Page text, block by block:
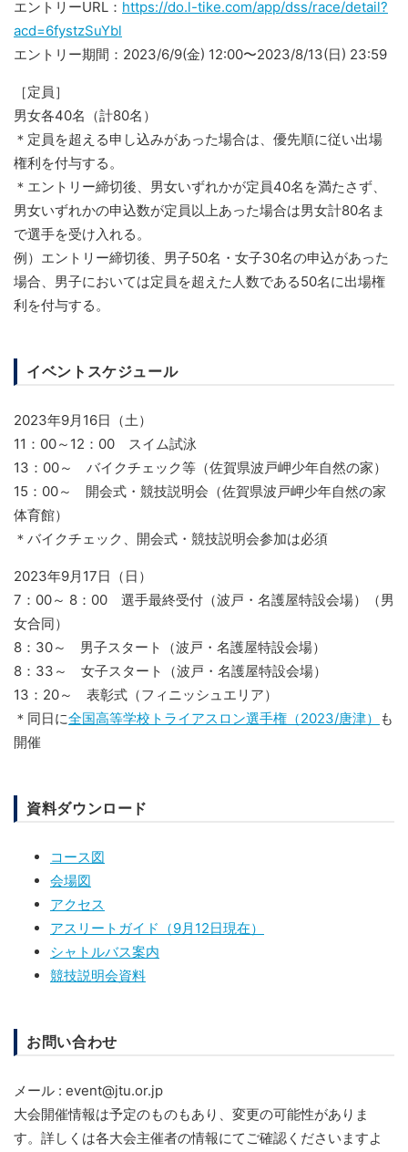
エントリーURL： https://do.l-tike.com/app/dss/race/detail?
acd=6fystzSuYbl
エントリー期間： 2023/6/9(金) 12:00〜2023/8/13(日) 23:59
［定員］
男女各40名 （計80名）
＊定員を超える申し込みがあった場合は、優先順に従い出場
権利を付与する。
＊エントリー締切後、男女いずれかが定員40名を満たさず、
男女いずれかの申込数が定員以上あった場合は男女計80名ま
で選手を受け入れる。
例）エントリー締切後、男子50名・女子30名の申込があった
場合、男子においては定員を超えた人数である50名に出場権
利を付与する。
イベントスケジュール
2023年9月16日（土）
11：00～12：00 スイム試泳
13：00～ バイクチェック等 （佐賀県波戸岬少年自然の家）
15：00～ 開会式・競技説明会 （佐賀県波戸岬少年自然の家
体育館）
＊バイクチェック、開会式・競技説明会参加は必須
2023年9月17日（日）
7：00～ 8：00 選手最終受付（波戸・名護屋特設会場）（男
女合同）
8：30～ 男子スタート（波戸・名護屋特設会場）
8：33～ 女子スタート（波戸・名護屋特設会場）
13：20～ 表彰式（フィニッシュエリア）
＊同日に全国高等学校トライアスロン選手権（2023/唐津）
も
開催
資料ダウンロード
コース図
会場図
アクセス
アスリートガイド（9月12日現在）
シャトルバス案内
競技説明会資料
お問い合わせ
メール : event@jtu.or.jp
大会開催情報は予定のものもあり、変更の可能性がありま
す。詳しくは各大会主催者の情報にてご確認くださいますよ